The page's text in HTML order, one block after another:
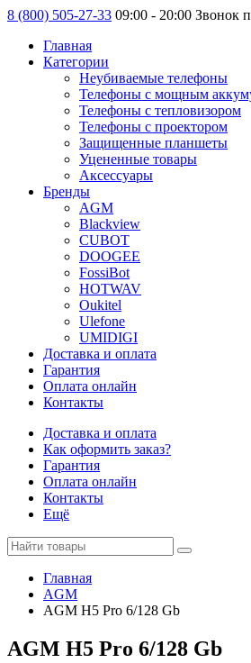
8 (800) 505-27-33 09:00 - 20:00 Звонок
Главная
Категории
Неубиваемые телефоны
Телефоны с мощным
Телефоны с тепловизором
Телефоны с проектором
Защищенные планшеты
Уцененные товары
Аксессуары
Бренды
AGM
Blackview
CUBOT
DOOGEE
FossiBot
HOTWAV
Oukitel
Ulefone
UMIDIGI
Доставка и оплата
Гарантия
Оплата онлайн
Контакты
Доставка и оплата
Как оформить заказ?
Гарантия
Оплата онлайн
Контакты
Ещё
Главная
AGM
AGM H5 Pro 6/128 Gb
AGM H5 Pro 6/128 Gb